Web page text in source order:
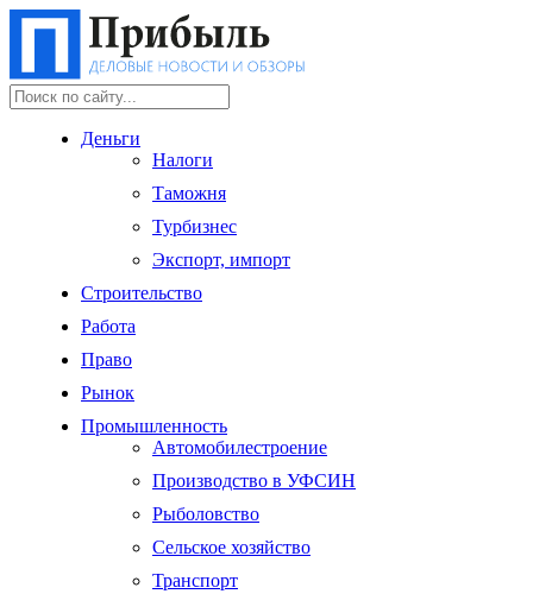
Деньги
Налоги
Таможня
Турбизнес
Экспорт, импорт
Строительство
Работа
Право
Рынок
Промышленность
Автомобилестроение
Производство в УФСИН
Рыболовство
Сельское хозяйство
Транспорт